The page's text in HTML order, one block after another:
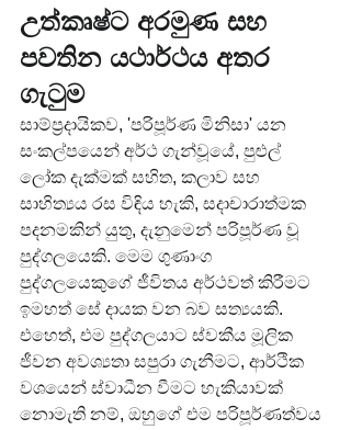
උත්කෘෂ්ට අරමුණ සහ
පවතින යථාර්ථය අතර
ගැටුම
සාම්ප්‍රදායිකව, 'පරිපූර්ණ මිනිසා' යන
සංකල්පයෙන් අර්ථ ගැන්වූයේ, පුළුල්
ලෝක දැක්මක් සහිත, කලාව සහ
සාහිත්‍යය රස විඳිය හැකි, සදාචාරාත්මක
පදනමකින් යුතු, දැනුමෙන් පරිපූර්ණ වූ
පුද්ගලයෙකි. මෙම ගුණාංග
පුද්ගලයෙකුගේ ජීවිතය අර්ථවත් කිරීමට
ඉමහත් සේ දායක වන බව සත්‍යයකි.
එහෙත්, එම පුද්ගලයාට ස්වකීය මූලික
ජීවන අවශ්‍යතා සපුරා ගැනීමට, ආර්ථික
වශයෙන් ස්වාධීන වීමට හැකියාවක්
නොමැති නම්, ඔහුගේ එම පරිපූර්ණත්වය